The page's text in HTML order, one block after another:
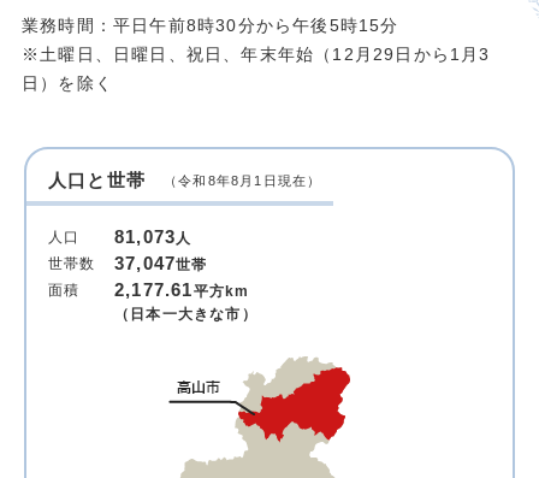
業務時間：平日午前8時30分から午後5時15分
※土曜日、日曜日、祝日、年末年始（12月29日から1月3
日）を除く
人口と世帯 （令和8年8月1日現在）
人口 81,073人
世帯数
37,047世帯
面積
2,177.61平方km
（日本一大きな市）